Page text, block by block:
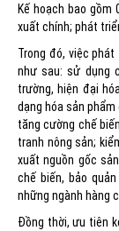
Kế hoạch bao gồm
xuất chính; phát
Trong đó, việc
như sau: sử dụng
trường, hiện đại
dạng hóa sản
tăng cường chế
tranh nông sản;
xuất nguồn gốc
chế biến, bảo
những ngành hàng
Đồng thời, ưu tiên